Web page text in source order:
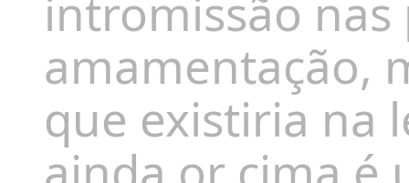
amamentação,
que existiria na